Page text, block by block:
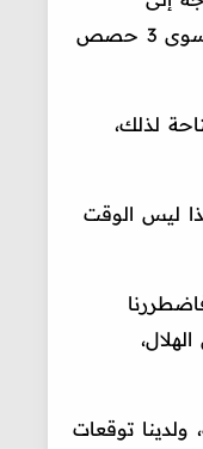
التحسن، هذا هو الحال، رأيت رد فعل في الشوط الثاني، كل شيء يتطلب وقتًا، لم يمضِ سوى 3 حصص
لذلك،
ليس الوقت
توقعات